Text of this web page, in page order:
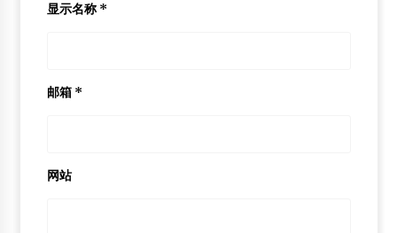
显示名称 *
邮箱 *
网站